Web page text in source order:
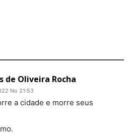
de Oliveira Rocha
No 21:53
a cidade e morre seus